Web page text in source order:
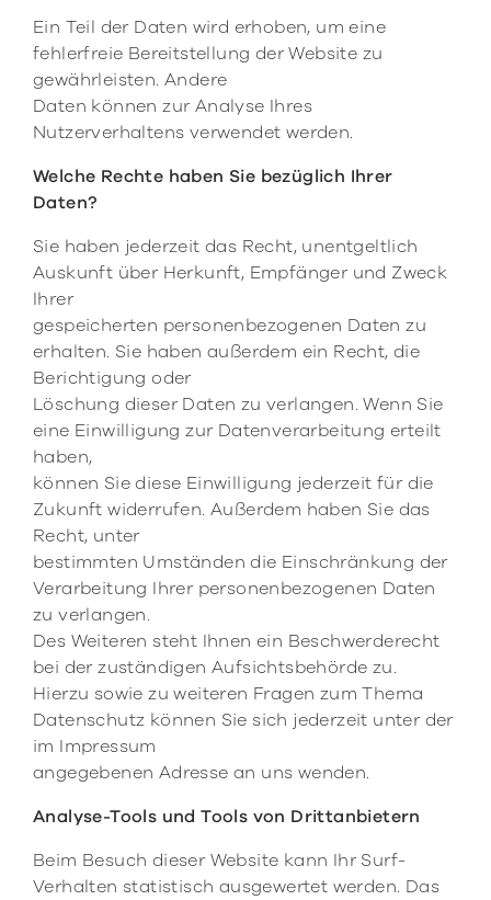
Ein Teil der Daten wird erhoben, um eine
fehlerfreie Bereitstellung der Website zu
gewährleisten. Andere
Daten können zur Analyse Ihres
Nutzerverhaltens verwendet werden.
Welche Rechte haben Sie bezüglich Ihrer
Daten?
Sie haben jederzeit das Recht, unentgeltlich
Auskunft über Herkunft, Empfänger und Zweck
Ihrer
gespeicherten personenbezogenen Daten zu
erhalten. Sie haben außerdem ein Recht, die
Berichtigung oder
Löschung dieser Daten zu verlangen. Wenn Sie
eine Einwilligung zur Datenverarbeitung erteilt
haben,
können Sie diese Einwilligung jederzeit für die
Zukunft widerrufen. Außerdem haben Sie das
Recht, unter
bestimmten Umständen die Einschränkung der
Verarbeitung Ihrer personenbezogenen Daten
zu verlangen.
Des Weiteren steht Ihnen ein Beschwerderecht
bei der zuständigen Aufsichtsbehörde zu.
Hierzu sowie zu weiteren Fragen zum Thema
Datenschutz können Sie sich jederzeit unter der
im Impressum
angegebenen Adresse an uns wenden.
Analyse-Tools und Tools von Drittanbietern
Beim Besuch dieser Website kann Ihr Surf-
Verhalten statistisch ausgewertet werden. Das